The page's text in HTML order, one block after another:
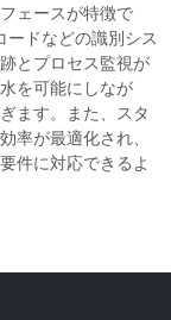
ェースが特徴で
ドなどの識別シス
とプロセス監視が
を可能にしなが
ます。また、スタ
率が最適化され、
件に対応できるよ